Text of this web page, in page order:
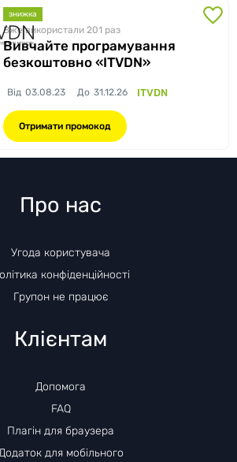
знижка
Вже використали 201 раз
Вивчайте програмування
безкоштовно «ITVDN»
Від 03.08.23 До 31.12.26 ITVDN
Отримати промокод
Про нас
Угода користувача
конфіденційності
Групон не працює
Клієнтам
Допомога
FAQ
Плагін для браузера
для мобільного